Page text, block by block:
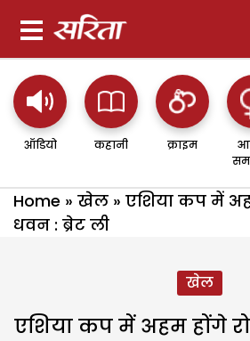
ऑडियो कहानी क्राइम
Home » खेल » एशिया कप में
धवन : ब्रेट ली
खेल
एशिया कप में अहम होंगे